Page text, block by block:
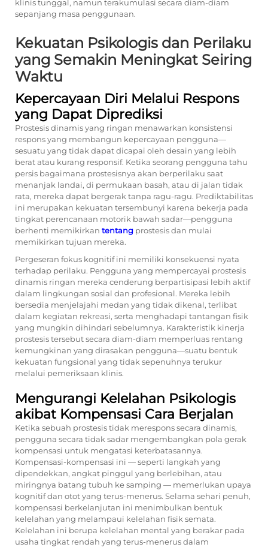
klinis tunggal, namun terakumulasi secara diam-diam
sepanjang masa penggunaan.
Kekuatan Psikologis dan Perilaku
yang Semakin Meningkat Seiring
Waktu
Kepercayaan Diri Melalui Respons
yang Dapat Diprediksi
Prostesis dinamis yang ringan menawarkan konsistensi
respons yang membangun kepercayaan pengguna—
sesuatu yang tidak dapat dicapai oleh desain yang lebih
berat atau kurang responsif. Ketika seorang pengguna tahu
persis bagaimana prostesisnya akan berperilaku saat
menanjak landai, di permukaan basah, atau di jalan tidak
rata, mereka dapat bergerak tanpa ragu-ragu. Prediktabilitas
ini merupakan kekuatan tersembunyi karena bekerja pada
tingkat perencanaan motorik bawah sadar—pengguna
berhenti memikirkan tentang prostesis dan mulai
memikirkan tujuan mereka.
Pergeseran fokus kognitif ini memiliki konsekuensi nyata
terhadap perilaku. Pengguna yang mempercayai prostesis
dinamis ringan mereka cenderung berpartisipasi lebih aktif
dalam lingkungan sosial dan profesional. Mereka lebih
bersedia menjelajahi medan yang tidak dikenal, terlibat
dalam kegiatan rekreasi, serta menghadapi tantangan fisik
yang mungkin dihindari sebelumnya. Karakteristik kinerja
prostesis tersebut secara diam-diam memperluas rentang
kemungkinan yang dirasakan pengguna—suatu bentuk
kekuatan fungsional yang tidak sepenuhnya terukur
melalui pemeriksaan klinis.
Mengurangi Kelelahan Psikologis
akibat Kompensasi Cara Berjalan
Ketika sebuah prostesis tidak merespons secara dinamis,
pengguna secara tidak sadar mengembangkan pola gerak
kompensasi untuk mengatasi keterbatasannya.
Kompensasi-kompensasi ini — seperti langkah yang
dipendekkan, angkat pinggul yang berlebihan, atau
miringnya batang tubuh ke samping — memerlukan upaya
kognitif dan otot yang terus-menerus. Selama sehari penuh,
kompensasi berkelanjutan ini menimbulkan bentuk
kelelahan yang melampaui kelelahan fisik semata.
Kelelahan ini berupa kelelahan mental yang berakar pada
usaha tingkat rendah yang terus-menerus dalam